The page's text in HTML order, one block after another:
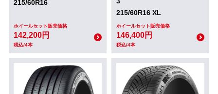
215/60R16
ホイールセット販売価格
142,200円
税込/4本
215/60R16 XL
ホイールセット販売価格
146,400円
税込/4本